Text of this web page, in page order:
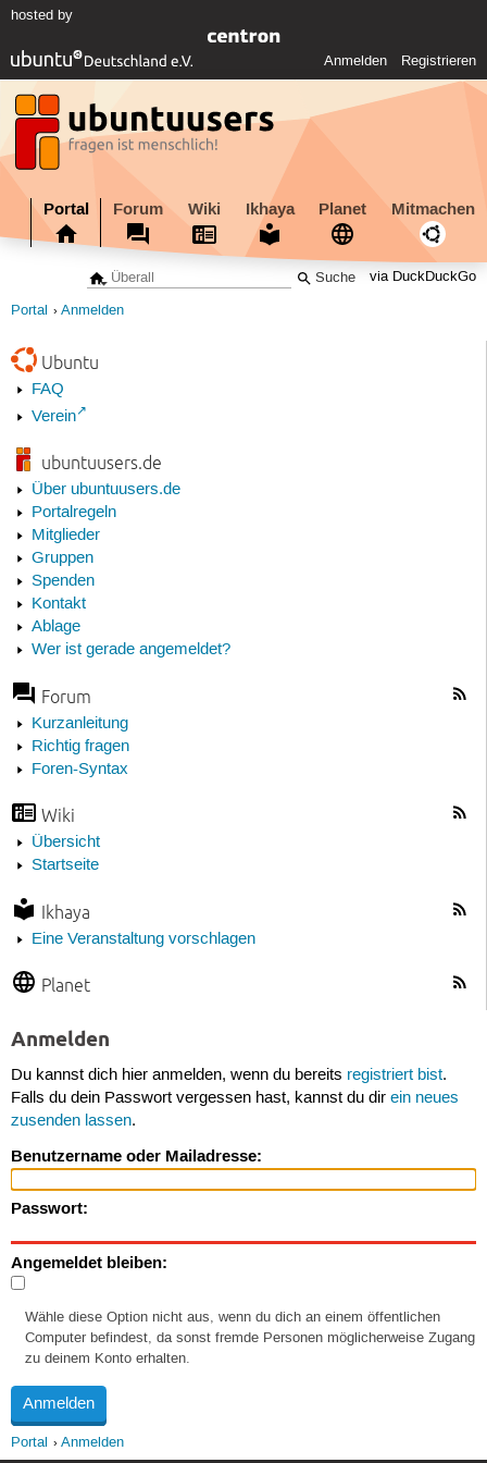
hosted by
Anmelden Registrieren
Portal Forum Wiki Ikhaya Planet Mitmachen
via DuckDuckGo
Portal Anmelden
Ubuntu
FAQ
Verein
ubuntuusers.de
Über ubuntuusers.de
Portalregeln
Mitglieder
Gruppen
Spenden
Kontakt
Ablage
Wer ist gerade angemeldet?
Forum
Kurzanleitung
Richtig fragen
Foren-Syntax
Wiki
Übersicht
Startseite
Ikhaya
Eine Veranstaltung vorschlagen
Planet
Anmelden
Du kannst dich hier anmelden, wenn du bereits registriert bist.
Falls du dein Passwort vergessen hast, kannst du dir ein neues
zusenden lassen.
Benutzername oder Mailadresse:
Passwort:
Angemeldet bleiben:
Wähle diese Option nicht aus, wenn du dich an einem öffentlichen
Computer befindest, da sonst fremde Personen möglicherweise Zugang
zu deinem Konto erhalten.
Portal Anmelden